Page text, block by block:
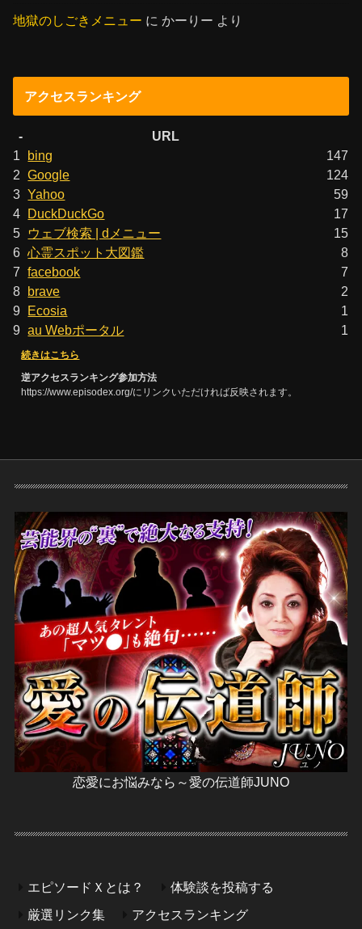
地獄のしごきメニュー にかーりー より
アクセスランキング
-
URL
1
bing
147
2 Google
124
3 Yahoo
59
4 DuckDuckGo
17
5
ウェブ検索 | dメニュー
15
6 心霊スポット大図鑑
8
7 facebook
7
8 brave
2
9 Ecosia
1
9 au Webポータル 1
続きはこちら
逆アクセスランキング参加方法
https://www.episodex.org/にリンクいただければ反映されます。
恋愛にお悩みなら～愛の伝道師JUNO
エピソードＸとは？
体験談を投稿する
厳選リンク集
アクセスランキング